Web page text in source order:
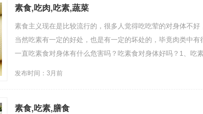
素食,吃肉,吃素,蔬菜
素食主义现在是比较流行的，很多人觉得吃吃荤的对身体不好
当然吃素有一定的好处，也是有一定的坏处的，毕竟肉类中
一直吃素食对身体有什么危害吗？吃素食对身体好吗？1、吃
发布时间：3月前
素食,吃素,膳食